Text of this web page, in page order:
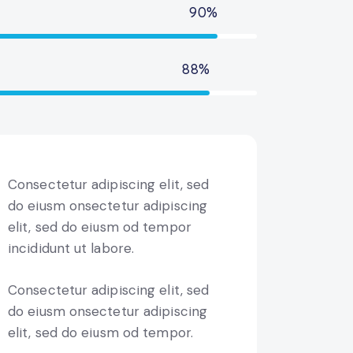
90%
88%
Consectetur adipiscing elit, sed
do eiusm onsectetur adipiscing
elit, sed do eiusm od tempor
incididunt ut labore.
Consectetur adipiscing elit, sed
do eiusm onsectetur adipiscing
elit, sed do eiusm od tempor.